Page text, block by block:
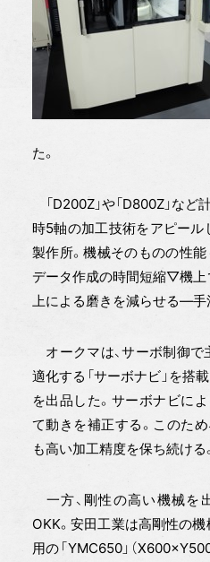
た。
「D200Z」や「D800Z」な
時5軸の加工技術をアピール
製作所。機械そのものの性
データ作成の時間短縮▽機
上による磨きを減らせる―手
オークマは、サーボ制御
適化する「サーボナビ」を搭
を出品した。サーボナビに
て動きを補正する。このた
も高い加工精度を保ち続ける
一方、剛性の高い機械を
OKK。安田工業は高剛性の
用の「YMC650」（